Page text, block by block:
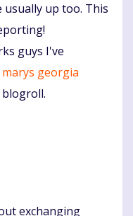
usually up too. This
guys I've
georgia
exchanging